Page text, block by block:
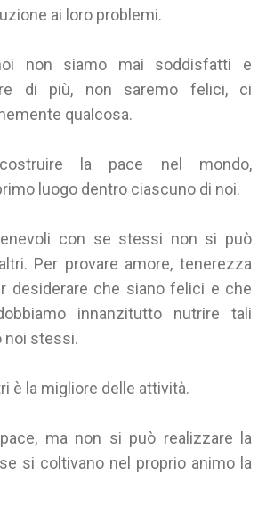
ai loro problemi.
non siamo mai soddisfatti e
di più, non saremo felici, ci
qualcosa.
la pace nel mondo,
luogo dentro ciascuno di noi.
con se stessi non si può
Per provare amore, tenerezza
desiderare che siano felici e che
innanzitutto nutrire tali
noi stessi.
è la migliore delle attività.
ma non si può realizzare la
si coltivano nel proprio animo la